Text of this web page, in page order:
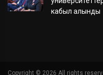
кабыл алынды
Copyright © 2026 All rights